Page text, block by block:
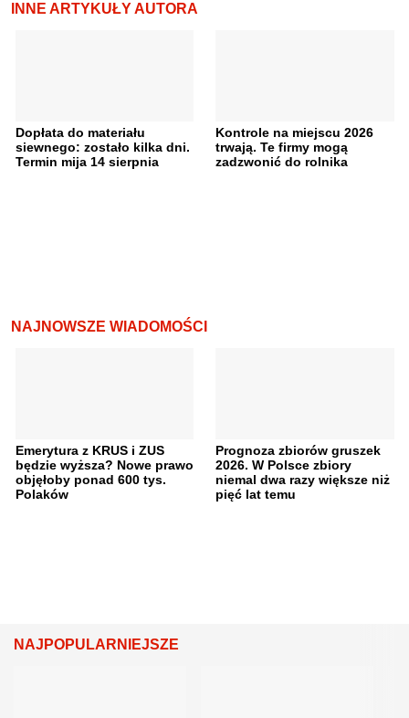
INNE ARTYKUŁY AUTORA
Dopłata do materiału
siewnego: zostało kilka dni.
Termin mija 14 sierpnia
Kontrole na miejscu 2026
trwają. Te firmy mogą
zadzwonić do rolnika
NAJNOWSZE WIADOMOŚCI
Emerytura z KRUS i ZUS
będzie wyższa? Nowe prawo
objęłoby ponad 600 tys.
Polaków
Prognoza zbiorów gruszek
2026. W Polsce zbiory
niemal dwa razy większe niż
pięć lat temu
NAJPOPULARNIEJSZE